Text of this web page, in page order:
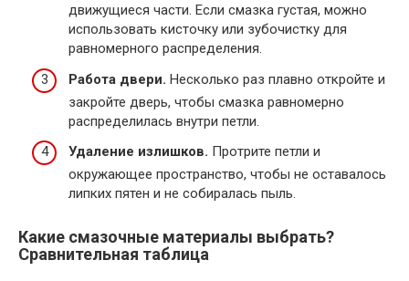
движущиеся части. Если смазка густая, можно
использовать кисточку или зубочистку для
равномерного распределения.
Работа двери. Несколько раз плавно откройте и
закройте дверь, чтобы смазка равномерно
распределилась внутри петли.
Удаление излишков. Протрите петли и
окружающее пространство, чтобы не оставалось
липких пятен и не собиралась пыль.
Какие смазочные материалы выбрать?
Сравнительная таблица